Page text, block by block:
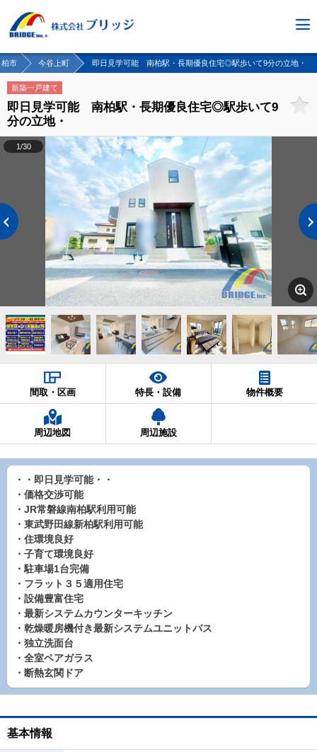
柏市 今谷上町 即日見学可能 南柏駅・長期優良住宅◎駅歩いて9分の立地・
新築一戸建て
即日見学可能 南柏駅・長期優良住宅◎駅歩いて9
分の立地・
1/30
間取・区画 特長・設備 物件概要
周辺地図 周辺施設
・・即日見学可能・・
・価格交渉可能
・JR常磐線南柏駅利用可能
・東武野田線新柏駅利用可能
・住環境良好
・子育て環境良好
・駐車場1台完備
・フラット３５適用住宅
・設備豊富住宅
・最新システムカウンターキッチン
・乾燥暖房機付き最新システムユニットバス
・独立洗面台
・全室ペアガラス
・断熱玄関ドア
基本情報